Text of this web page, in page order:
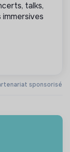
sponsorisé
talks,